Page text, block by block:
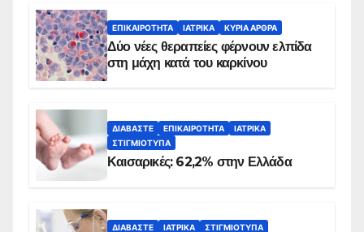
ΕΠΙΚΑΙΡΌΤΗΤΑ ΙΑΤΡΙΚΆ ΚΥΡΙΑ ΑΡΘΡΑ
Δύο νέες θεραπείες φέρνουν ελπίδα
στη μάχη κατά του καρκίνου
ΔΙΑΒΆΣΤΕ ΕΠΙΚΑΙΡΌΤΗΤΑ
ΙΑΤΡΙΚΆ
ΣΤΙΓΜΙΌΤΥΠΑ
Καισαρικές: 62,2% στην Ελλάδα
ΔΙΑΒΆΣΤΕ ΙΑΤΡΙΚΆ ΣΤΙΓΜΙΌΤΥΠΑ